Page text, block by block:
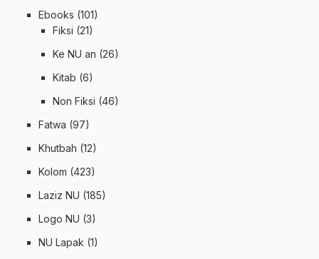
Ebooks (101)
Fiksi (21)
Ke NU an (26)
Kitab (6)
Non Fiksi (46)
Fatwa (97)
Khutbah (12)
Kolom (423)
Laziz NU (185)
Logo NU (3)
NU Lapak (1)